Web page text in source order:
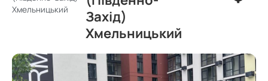
Хмельницький
Захід)
Хмельницький